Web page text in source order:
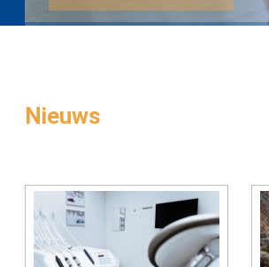
Nieuws